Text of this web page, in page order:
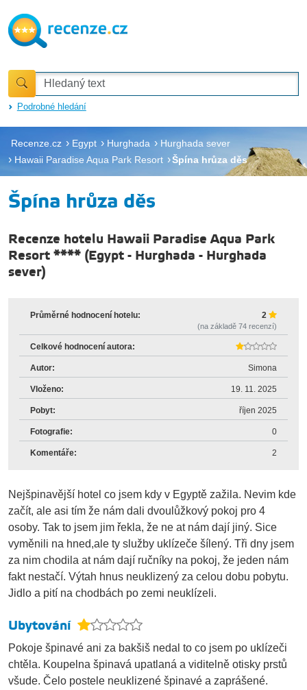
Podrobné hledání
Recenze.cz Egypt Hurghada
Hurghada sever
Hawaii Paradise Aqua Park Resort
Špína hrůza děs
Špína hrůza děs
Recenze hotelu Hawaii Paradise Aqua Park
Resort **** (Egypt - Hurghada - Hurghada
sever)
Průměrné hodnocení hotelu: 2
(na základě 74 recenzí)
Celkové hodnocení autora:
Autor: Simona
Vloženo: 19. 11. 2025
Pobyt: říjen 2025
Fotografie: 0
Komentáře: 2
Nejšpinavější hotel co jsem kdy v Egyptě zažila. Nevim kde
začít, ale asi tím že nám dali dvoulůžkový pokoj pro 4
osoby. Tak to jsem jim řekla, že ne at nám dají jiný. Sice
vyměnili na hned,ale ty služby uklízeče šílený. Tři dny jsem
za nim chodila at nám dají ručníky na pokoj, že jeden nám
fakt nestačí. Výtah hnus neuklizený za celou dobu pobytu.
Jidlo a pití na chodbách po zemi neuklízeli.
Ubytování
Pokoje špinavé ani za bakšiš nedal to co jsem po uklízeči
chtěla. Koupelna špinavá upatlaná a viditelně otisky prstů
všude. Čelo postele neuklizené špinavé a zaprášené.